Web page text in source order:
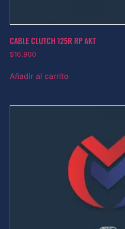
CABLE CLUTCH 125R RP AKT
$16,900
Añadir al carrito